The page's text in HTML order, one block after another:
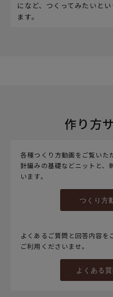
になど、つくってみたいと
ます。
作り方
各種つくり方動画をご覧いた
針編みの基礎などニットと、
います。
つくり方
よくあるご質問と回答内容を
ご利用くださいませ。
よくある